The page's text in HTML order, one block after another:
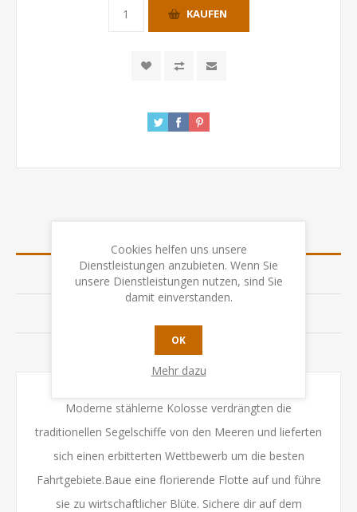
KAUFEN
SPEZIFIKATION
KONTAKTIEREN SIE UNS
Moderne stählerne Kolosse verdrängten die
traditionellen Segelschiffe von den Meeren und lieferten
sich einen erbitterten Wettbewerb um die besten
Fahrtgebiete.Baue eine florierende Flotte auf und führe
sie zu wirtschaftlicher Blüte. Sichere dir auf dem
Cookies helfen uns unsere
Dienstleistungen anzubieten. Wenn Sie
unsere Dienstleistungen nutzen, sind Sie
damit einverstanden.
OK
Mehr dazu